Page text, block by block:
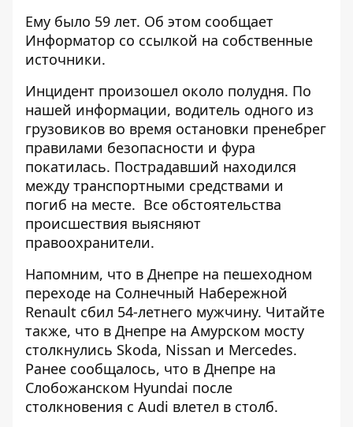
Ему было 59 лет. Об этом сообщает
Информатор со ссылкой на собственные
источники.
Инцидент произошел около полудня. По
нашей информации, водитель одного из
грузовиков во время остановки пренебрег
правилами безопасности и фура
покатилась. Пострадавший находился
между транспортными средствами и
погиб на месте. Все обстоятельства
происшествия выясняют
правоохранители.
Напомним, что в Днепре на пешеходном
переходе на Солнечный Набережной
Renault сбил 54-летнего мужчину. Читайте
также, что в Днепре на Амурском мосту
столкнулись Skoda, Nissan и Mercedes.
Ранее сообщалось, что в Днепре на
Слобожанском Hyundai после
столкновения с Audi влетел в столб.